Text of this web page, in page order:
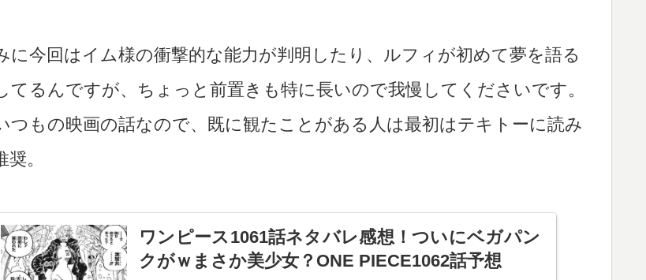
に今回はイム様の衝撃的な能力が判明したり、ルフィが初めて夢を語る
てるんですが、ちょっと前置きも特に長いので我慢してくださいです。
つもの映画の話なので、既に観たことがある人は最初はテキトーに読み
。
ワンピース1061話ネタバレ感想！ついにベガパン
クがｗまさか美少女？ONE PIECE1062話予想